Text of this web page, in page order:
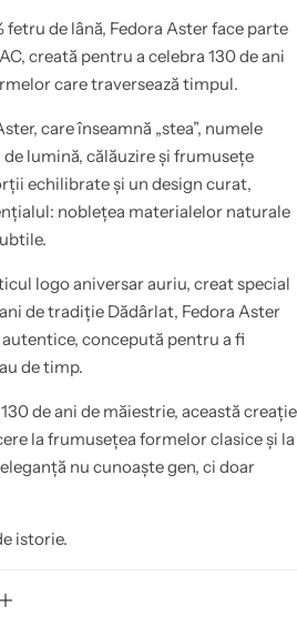
fetru de lână, Fedora Aster face parte
creată pentru a celebra 130 de ani
care traversează timpul.
care înseamnă „stea”, numele
lumină, călăuzire și frumusețe
echilibrate și un design curat,
noblețea materialelor naturale
logo aniversar auriu, creat special
de tradiție Dădârlat, Fedora Aster
concepută pentru a fi
de timp.
de ani de măiestrie, această creație
la frumusețea formelor clasice și la
nu cunoaște gen, ci doar
istorie.